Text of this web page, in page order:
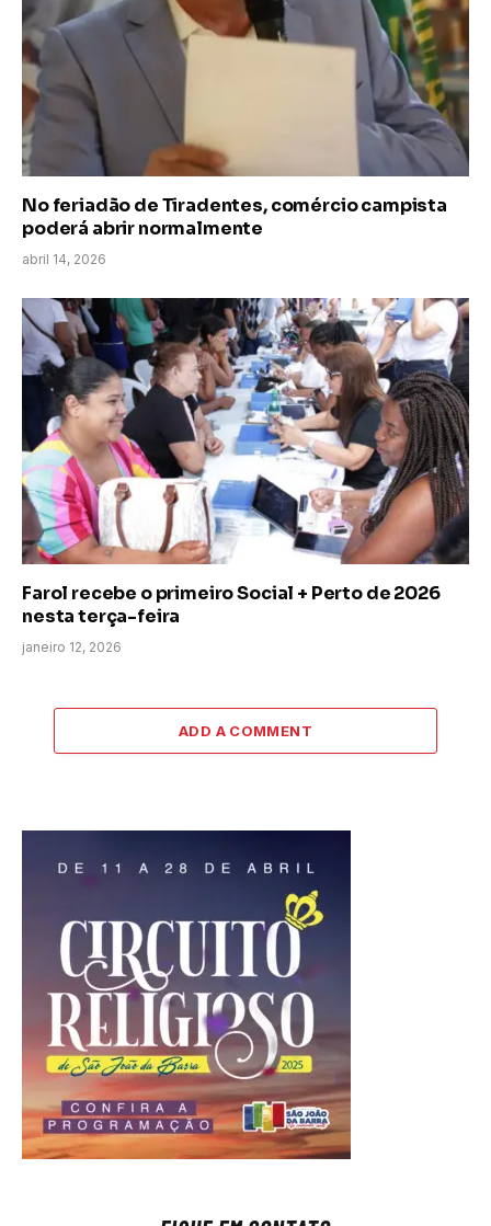
No feriadão de Tiradentes, comércio campista
poderá abrir normalmente
abril 14, 2026
Farol recebe o primeiro Social + Perto de 2026
nesta terça-feira
janeiro 12, 2026
ADD A COMMENT